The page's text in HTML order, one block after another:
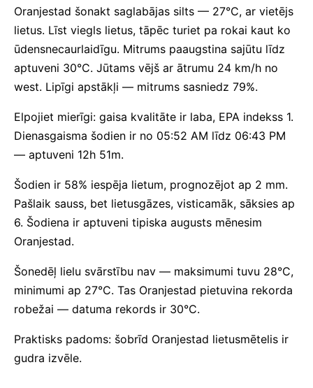
Oranjestad šonakt saglabājas silts — 27°C, ar vietējs
lietus. Līst viegls lietus, tāpēc turiet pa rokai kaut ko
ūdensnecaurlaidīgu. Mitrums paaugstina sajūtu līdz
aptuveni 30°C. Jūtams vējš ar ātrumu 24 km/h no
west. Lipīgi apstākļi — mitrums sasniedz 79%.
Elpojiet mierīgi: gaisa kvalitāte ir laba, EPA indekss 1.
Dienasgaisma šodien ir no 05:52 AM līdz 06:43 PM
— aptuveni 12h 51m.
Šodien ir 58% iespēja lietum, prognozējot ap 2 mm.
Pašlaik sauss, bet lietusgāzes, visticamāk, sāksies ap
6. Šodiena ir aptuveni tipiska augusts mēnesim
Oranjestad.
Šonedēļ lielu svārstību nav — maksimumi tuvu 28°C,
minimumi ap 27°C. Tas Oranjestad pietuvina rekorda
robežai — datuma rekords ir 30°C.
Praktisks padoms: šobrīd Oranjestad lietusmētelis ir
gudra izvēle.